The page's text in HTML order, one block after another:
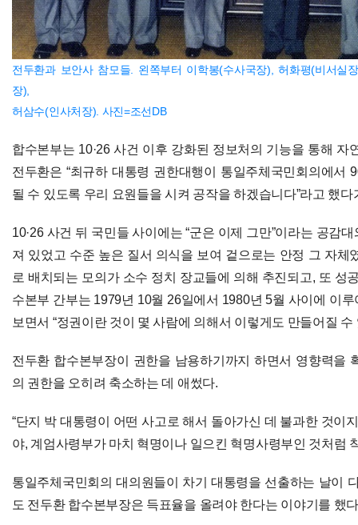
전두환과 보안사 참모들. 왼쪽부터 이학봉(수사국장), 허화평(비서실
장),
허삼수(인사처장). 사진=조선DB
합수본부는 10·26 사건 이후 강화된 정보처의 기능을 통해 자
전두환은 “최규하 대통령 권한대행이 통일주체국민회의에서
될 수 있도록 우리 요원들을 시켜 공작을 하겠습니다”라고 했
10·26 사건 뒤 국민들 사이에는 “군은 이제 그만”이라는 공감
져 있었고 수준 높은 질서 의식을 보여 겉으로는 안정 그 자체
로 배치되는 모의가 소수 정치 장교들에 의해 추진되고, 또 성
수본부 간부는 1979년 10월 26일에서 1980년 5월 사이에 이
보면서 “정권이란 것이 몇 사람에 의해서 이렇게도 만들어질
전두환 합수본부장이 권한을 남용하기까지 하면서 영향력을
의 권한을 오히려 축소하는 데 애썼다.
“단지 박 대통령이 어떤 사고로 해서 돌아가신 데 불과한 것이
야, 계엄사령부가 마치 혁명이나 일으킨 혁명사령부인 것처럼
통일주체국민회의 대의원들이 차기 대통령을 선출하는 날이
도 전두환 합수본부장은 득표율을 올려야 한다는 이야기를 했